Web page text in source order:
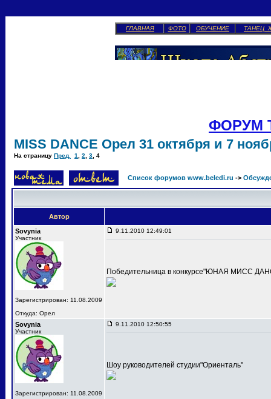
ГЛАВНАЯ ФОТО ОБУЧЕНИЕ ТАНЕЦ
ФОРУМ
MISS DANCE Орел 31 октября и 7
На страницу Пред. 1 2 3 4
Список форумов www.beledi.ru ->
Автор
Sovynia
Участник
Зарегистрирован: 11.08.2009
Откуда: Орел
9.11.2010 12:49:01
Победительница в конкурсе"ЮНАЯ МИСС
Sovynia
Участник
Зарегистрирован: 11.08.2009
9.11.2010 12:50:55
Шоу руководителей студии"Ориенталь"